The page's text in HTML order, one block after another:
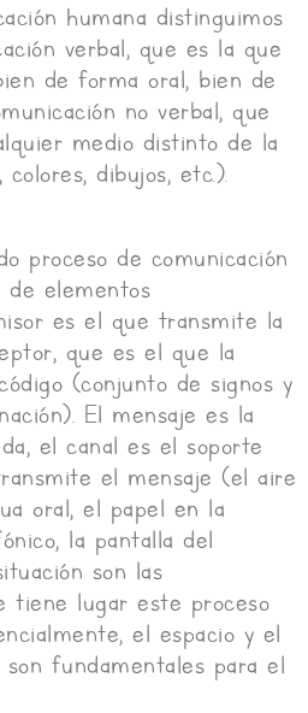
humana distinguimos
verbal, que es la que
de forma oral, bien de
no verbal, que
medio distinto de la
dibujos, etc.).
proceso de comunicación
elementos
es el que transmite la
que es el que la
(conjunto de signos y
El mensaje es la
el canal es el soporte
el mensaje (el aire
oral, el papel en la
la pantalla del
son las
tiene lugar este proceso
el espacio y el
fundamentales para el